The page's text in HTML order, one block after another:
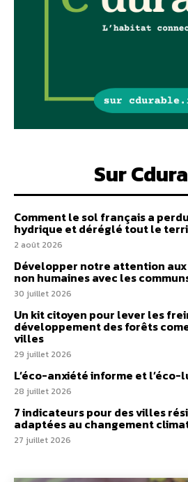
Sur
Comment le sol français a
hydrique et déréglé tout le
2 août 2026
Développer notre attention
non humaines avec les
30 juillet 2026
Un kit citoyen pour lever les
développement des forêts
villes
29 juillet 2026
L’éco-anxiété informe et
28 juillet 2026
7 indicateurs pour des villes
adaptées au changement
27 juillet 2026